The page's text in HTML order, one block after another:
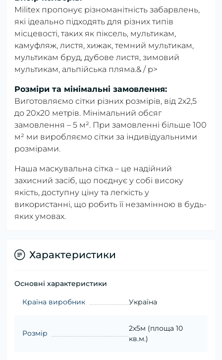
Militex пропонує різноманітність забарвлень,
які ідеально підходять для різних типів
місцевості, таких як піксель, мультикам,
камуфляж, листя, хижак, темний мультикам,
мультикам бруд, дубове листя, зимовий
мультикам, альпійська пляма.& / p>
Розміри та мінімальні замовлення:
Виготовляємо сітки різних розмірів, від 2х2,5
до 20х20 метрів. Мінімальний обсяг
замовлення – 5 м². При замовленні більше 100
м² ми виробляємо сітки за індивідуальними
розмірами.
Наша маскувальна сітка – це надійний
захисний засіб, що поєднує у собі високу
якість, доступну ціну та легкість у
використанні, що робить її незамінною в будь-
яких умовах.
Характеристики
Основні характеристики
Країна виробник Україна
Розмір
2х5м (площа 10
кв.м.)